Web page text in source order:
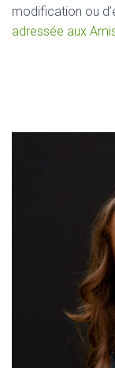
modification ou
adressée aux